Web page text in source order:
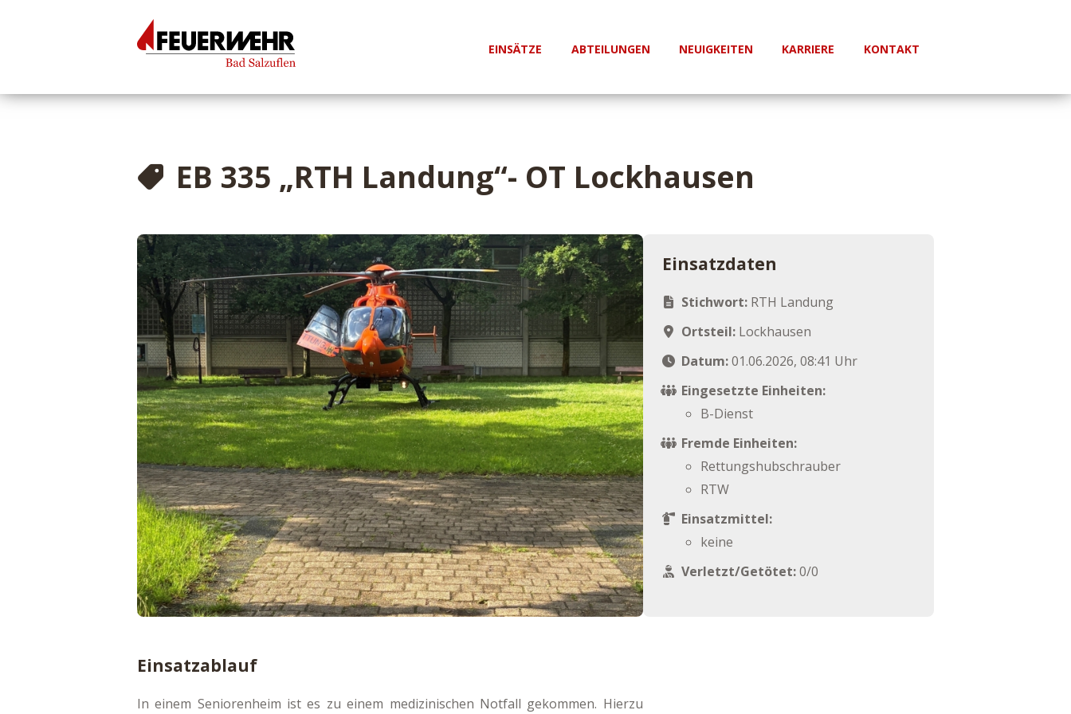
EINSÄTZE ABTEILUNGEN NEUIGKEITEN KARRIERE KONTAKT
EB 335 „RTH Landung“- OT Lockhausen
Einsatzablauf
In einem Seniorenheim ist es zu einem medizinischen Notfall gekommen. Hierzu
Einsatzdaten
Stichwort:RTH Landung
Ortsteil:Lockhausen
Datum:01.06.2026, 08:41 Uhr
Eingesetzte Einheiten:
B-Dienst
Fremde Einheiten:
Rettungshubschrauber
RTW
Einsatzmittel:
keine
Verletzt/Getötet:0/0